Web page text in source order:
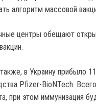
алгоритм массовой
центры обещают
в Украину прибыло
Pfizer-BioNTech.
при этом иммунизация